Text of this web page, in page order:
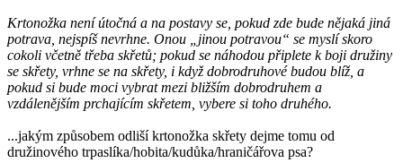
Krtonožka není útočná a na postavy se, pokud zde bude nějaká jiná
potrava, nejspíš nevrhne. Onou „jinou potravou“ se myslí skoro
cokoli včetně třeba skřetů; pokud se náhodou připlete k boji družiny
se skřety, vrhne se na skřety, i když dobrodruhové budou blíž, a
pokud si bude moci vybrat mezi bližším dobrodruhem a
vzdálenějším prchajícím skřetem, vybere si toho druhého.
...jakým způsobem odliší krtonožka skřety dejme tomu od
družinového trpaslíka/hobita/kudůka/hraničářova psa?